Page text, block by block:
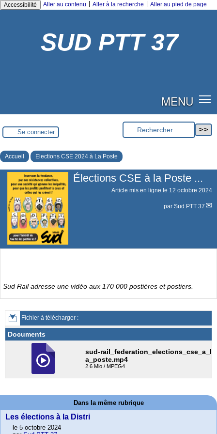
Accessibilité Aller au contenu Aller à la recherche Aller au pied de page
SUD PTT 37
MENU
Se connecter
Accueil Elections CSE 2024 à La Poste
Élections CSE à la Poste ...
Article mis en ligne le 12 octobre 2024
par Sud PTT 37
Sud Rail adresse une vidéo aux 170 000 postières et postiers.
Fichier à télécharger :
Documents
sud-rail_federation_elections_cse_a_l
a_poste.mp4
2.6 Mio / MPEG4
Dans la même rubrique
Les élections à la Distri
le 5 octobre 2024